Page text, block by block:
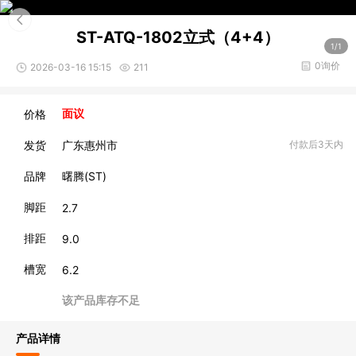
1/1
ST-ATQ-1802立式（4+4）
2026-03-16 15:15 211 0询价
价格 面议
发货 广东惠州市 付款后3天内
品牌 曙腾(ST)
脚距 2.7
排距 9.0
槽宽 6.2
该产品库存不足
产品详情